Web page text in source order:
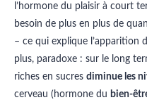
l’hormone du plaisir à court
besoin de plus en plus de
– ce qui explique l’apparition
plus, paradoxe : sur le long
riches en sucres diminue les
cerveau (hormone du bien-